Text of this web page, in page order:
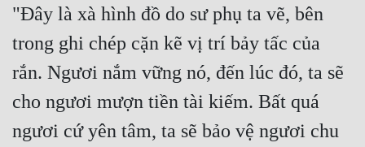
Du Hí
Dã Sử
Dị Giới
Dị Năng
Gia Đấu
"Đây là xà hình đồ do sư phụ ta vẽ, bên
trong ghi chép cặn kẽ vị trí bảy tấc của
rắn. Ngươi nắm vững nó, đến lúc đó, ta sẽ
cho ngươi mượn tiền tài kiếm. Bất quá
ngươi cứ yên tâm, ta sẽ bảo vệ ngươi chu